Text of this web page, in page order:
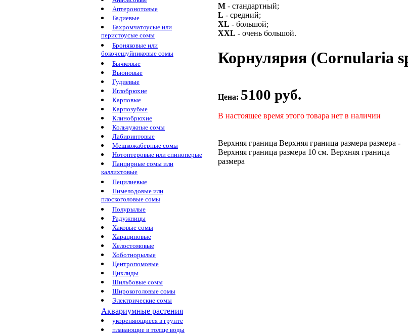
Аптеронотовые
Бадиевые
Бахромчатоусые или
перистоусые сомы
Броняковые или
бокочешуйниковые сомы
Бычковые
Вьюновые
Гудиевые
Иглобрюхие
Карповые
Карпозубые
Клинобрюхие
Кольчужные сомы
Лабиринтовые
Мешкожаберные сомы
Нотоптеровые или спиноперые
Панцирные сомы или
каллихтовые
Пецилиевые
Пимелодовые или
плоскоголовые сомы
Полурылые
Радужницы
Хаковые сомы
Харациновые
Хелостомовые
Хоботнорылые
Центропомовые
Цихлиды
Шильбовые сомы
Широкоголовые сомы
Электрические сомы
Аквариумные растения
укореняющиеся в грунте
плавающие в толще воды
M - стандартный;
L - средний;
XL - большой;
XXL - очень большой.
Корнулярия (Cornularia
Цена: 5100 руб.
В настоящее время этого товара нет в наличии
Верхняя граница Верхняя граница размера размера -
Верхняя граница размера 10 см. Верхняя граница
размера